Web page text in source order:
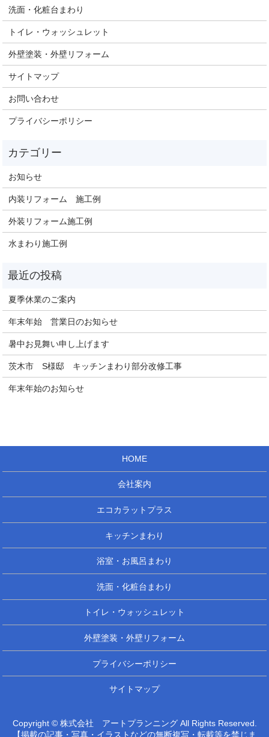
洗面・化粧台まわり
トイレ・ウォッシュレット
外壁塗装・外壁リフォーム
サイトマップ
お問い合わせ
プライバシーポリシー
お知らせ
内装リフォーム 施工例
外装リフォーム施工例
水まわり施工例
夏季休業のご案内
年末年始 営業日のお知らせ
暑中お見舞い申し上げます
茨木市 S様邸 キッチンまわり部分改修工事
年末年始のお知らせ
HOME
会社案内
エコカラットプラス
キッチンまわり
浴室・お風呂まわり
洗面・化粧台まわり
トイレ・ウォッシュレット
外壁塗装・外壁リフォーム
プライバシーポリシー
サイトマップ
Copyright © 株式会社 アートプランニング All Rights Reserved.
【掲載の記事・写真・イラストなどの無断複写・転載等を禁じま